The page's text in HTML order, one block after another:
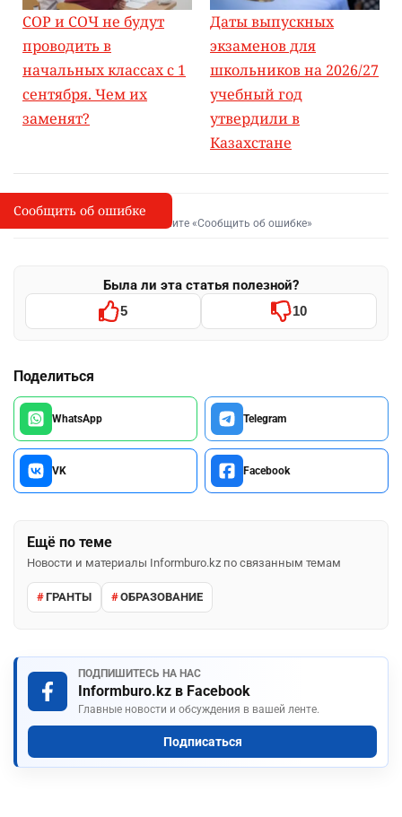
СОР и СОЧ не будут
проводить в
начальных классах с 1
сентября. Чем их
заменят?
Даты выпускных
экзаменов для
школьников на 2026/27
учебный год
утвердили в
Казахстане
I
Сообщить об опечатке
Выделите фрагмент и нажмите «Сообщить об ошибке»
Была ли эта статья полезной?
5 10
Поделиться
WhatsApp Telegram
VK Facebook
Ещё по теме
Новости и материалы Informburo.kz по связанным темам
ГРАНТЫ ОБРАЗОВАНИЕ
ПОДПИШИТЕСЬ НА НАС
Informburo.kz в Facebook
Главные новости и обсуждения в вашей ленте.
Подписаться
Сообщить об ошибке